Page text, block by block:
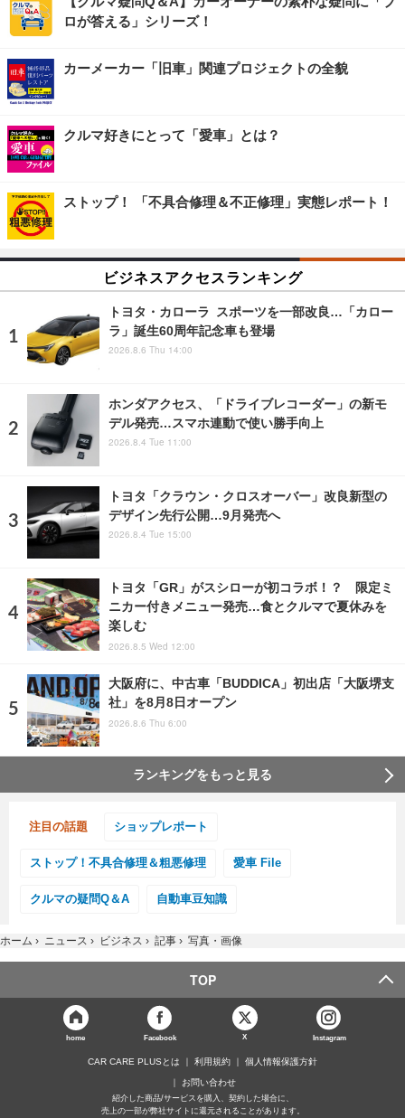
ロが答える」シリーズ！
カーメーカー「旧車」関連プロジェクトの全貌
クルマ好きにとって「愛車」とは？
ストップ！ 「不具合修理＆不正修理」実態レポート！
ビジネスアクセスランキング
トヨタ・カローラ スポーツを一部改良…「カロー
ラ」誕生60周年記念車も登場
2026.8.6 Thu 14:00
ホンダアクセス、「ドライブレコーダー」の新モ
デル発売…スマホ連動で使い勝手向上
2026.8.4 Tue 11:00
トヨタ「クラウン・クロスオーバー」改良新型の
デザイン先行公開…9月発売へ
2026.8.4 Tue 15:00
トヨタ「GR」がスシローが初コラボ！？ 限定ミ
ニカー付きメニュー発売…食とクルマで夏休みを
楽しむ
2026.8.5 Wed 12:00
大阪府に、中古車「BUDDICA」初出店「大阪堺支
社」を8月8日オープン
2026.8.6 Thu 6:00
ランキングをもっと見る
注目の話題 ショップレポート
ストップ！不具合修理＆粗悪修理 愛車 File
クルマの疑問Q＆A 自動車豆知識
ホーム › ニュース › ビジネス › 記事 › 写真・画像
TOP
home Facebook X Instagram
CAR CARE PLUSとは 利用規約 個人情報保護方針
お問い合わせ
紹介した商品/サービスを購入、契約した場合に、
売上の一部が弊社サイトに還元されることがあります。